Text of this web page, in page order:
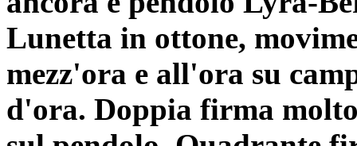
Lunetta in ottone,
mezz'ora e all'ora su
d'ora. Doppia firma